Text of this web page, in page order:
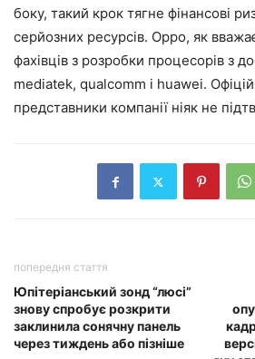
боку, такий крок тягне фінансові
серйозних ресурсів. Oppo, як
фахівців з розробки процесорів з
mediatek, qualcomm і huawei.
представники компанії ніяк не
попередня стаття
Юпітеріанський зонд “люсі”
знову спробує розкрити
заклинила сонячну панель
через тиждень або пізніше